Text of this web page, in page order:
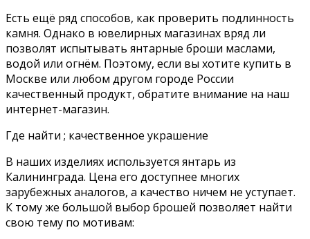
Есть ещё ряд способов, как проверить подлинность
камня. Однако в ювелирных магазинах вряд ли
позволят испытывать янтарные броши маслами,
водой или огнём. Поэтому, если вы хотите купить в
Москве или любом другом городе России
качественный продукт, обратите внимание на наш
интернет-магазин.
Где найти ; качественное украшение
В наших изделиях используется янтарь из
Калининграда. Цена его доступнее многих
зарубежных аналогов, а качество ничем не уступает.
К тому же большой выбор брошей позволяет найти
свою тему по мотивам: